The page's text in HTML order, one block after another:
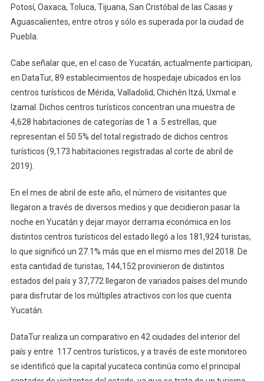
Potosí, Oaxaca, Toluca, Tijuana, San Cristóbal de las Casas y
Aguascalientes, entre otros y sólo es superada por la ciudad de
Puebla.
Cabe señalar que, en el caso de Yucatán, actualmente participan,
en DataTur, 89 establecimientos de hospedaje ubicados en los
centros turísticos de Mérida, Valladolid, Chichén Itzá, Uxmal e
Izamal. Dichos centros turísticos concentran una muestra de
4,628 habitaciones de categorías de 1 a 5 estrellas, que
representan el 50.5% del total registrado de dichos centros
turísticos (9,173 habitaciones registradas al corte de abril de
2019).
En el mes de abril de este año, el número de visitantes que
llegaron a través de diversos medios y que decidieron pasar la
noche en Yucatán y dejar mayor derrama económica en los
distintos centros turísticos del estado llegó a los 181,924 turistas,
lo que significó un 27.1% más que en el mismo mes del 2018. De
esta cantidad de turistas, 144,152 provinieron de distintos
estados del país y 37,772 llegaron de variados países del mundo
para disfrutar de los múltiples atractivos con los que cuenta
Yucatán.
DataTur realiza un comparativo en 42 ciudades del interior del
país y entre 117 centros turísticos, y a través de este monitoreo
se identificó que la capital yucateca continúa como el principal